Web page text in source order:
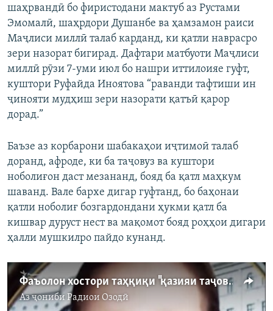
шаҳрвандӣ бо фиристодани мактуб аз Рустами
Эмомалӣ, шаҳрдори Душанбе ва ҳамзамон раиси
Маҷлиси миллӣ талаб карданд, ки қатли наврасро
зери назорат бигирад. Дафтари матбуоти Маҷлиси
миллӣ рӯзи 7-уми июл бо нашри иттилоияе гуфт,
куштори Руфайда Иноятова “раванди тафтиши ин
ҷинояти мудҳиш зери назорати қатъӣ қарор
дорад.”
Баъзе аз корбарони шабакаҳои иҷтимоӣ талаб
доранд, афроде, ки ба таҷовуз ва куштори
ноболиғон даст мезананд, бояд ба қатл маҳкум
шаванд. Вале бархе дигар гуфтанд, бо баҳонаи
қатли ноболиғ бозгардондани ҳукми қатл ба
кишвар дуруст нест ва мақомот бояд роҳҳои дигари
ҳалли мушкилро пайдо кунанд.
Фаъолон хостори таҳқиқи "қазияи таҷовуз ва қатли Руфейдаи 8-сола" шуданд
Аз ҷонибиРадиои Озодӣ